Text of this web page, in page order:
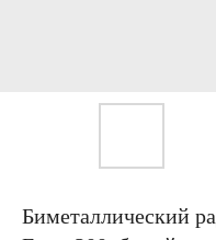
Биметаллический